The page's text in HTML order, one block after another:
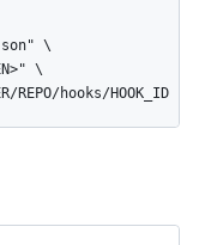
REPO/hooks/HOOK_ID